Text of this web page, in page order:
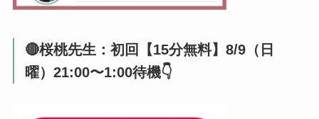
🔴桜桃先生：初回【15分無料】8/9（日
曜）21:00〜1:00待機👇️